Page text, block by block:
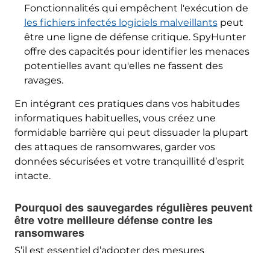
Fonctionnalités qui empêchent l'exécution de
les fichiers infectés logiciels malveillantspeut
être une ligne de défense critique. SpyHunter
offre des capacités pour identifier les menaces
potentielles avant qu'elles ne fassent des
ravages.
En intégrant ces pratiques dans vos habitudes
informatiques habituelles, vous créez une
formidable barrière qui peut dissuader la plupart
des attaques de ransomwares, garder vos
données sécurisées et votre tranquillité d’esprit
intacte.
Pourquoi des sauvegardes régulières peuvent
être votre meilleure défense contre les
ransomwares
S’il est essentiel d’adopter des mesures